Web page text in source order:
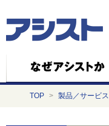
TOP > 製品／サービス